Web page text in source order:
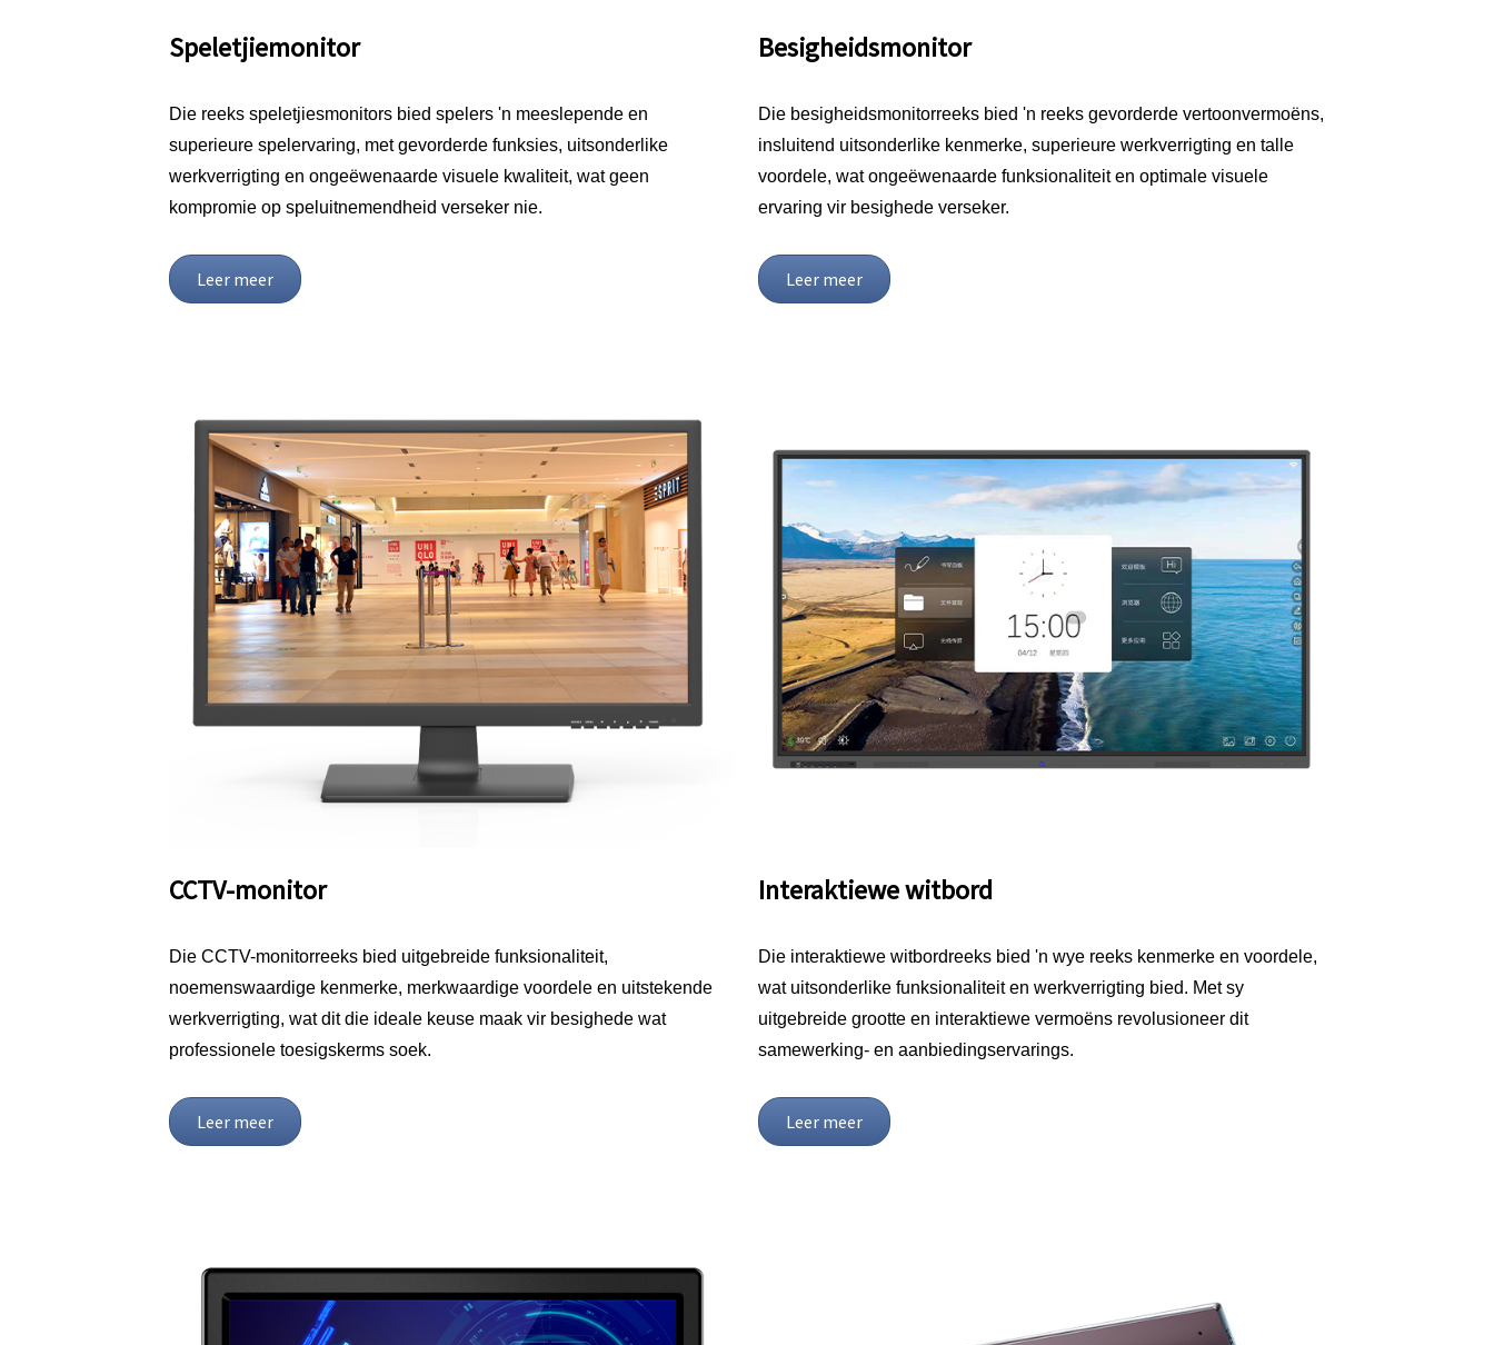
Speletjiemonitor
Die reeks speletjiesmonitors bied spelers 'n meeslepende en
superieure spelervaring, met gevorderde funksies, uitsonderlike
werkverrigting en ongeëwenaarde visuele kwaliteit, wat geen
kompromie op speluitnemendheid verseker nie.
Besigheidsmonitor
Die besigheidsmonitorreeks bied 'n reeks gevorderde vertoonvermoëns,
insluitend uitsonderlike kenmerke, superieure werkverrigting en talle
voordele, wat ongeëwenaarde funksionaliteit en optimale visuele
ervaring vir besighede verseker.
Leer meer Leer meer
CCTV-monitor
Die CCTV-monitorreeks bied uitgebreide funksionaliteit,
noemenswaardige kenmerke, merkwaardige voordele en uitstekende
werkverrigting, wat dit die ideale keuse maak vir besighede wat
professionele toesigskerms soek.
Interaktiewe witbord
Die interaktiewe witbordreeks bied 'n wye reeks kenmerke en voordele,
wat uitsonderlike funksionaliteit en werkverrigting bied. Met sy
uitgebreide grootte en interaktiewe vermoëns revolusioneer dit
samewerking- en aanbiedingservarings.
Leer meer Leer meer